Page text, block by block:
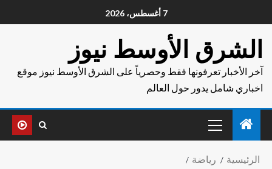
7 أغسطس، 2026
الشرق الأوسط نيوز
آخر الأخبار تعرفونها فقط وحصرياً على الشرق الأوسط نيوز موقع
اخباري شامل يدور حول العالم
الرئيسية
رياضة